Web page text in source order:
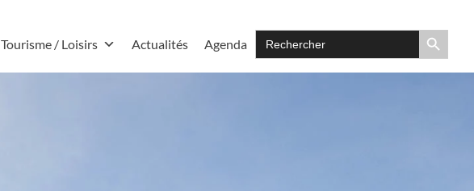
Tourisme / Loisirs Actualités Agenda
Search
for:
Search Button